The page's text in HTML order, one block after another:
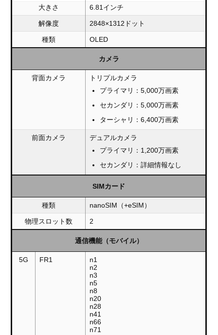
大きさ 6.81インチ
解像度 2848×1312ドット
種類 OLED
カメラ
背面カメラ
トリプルカメラ
プライマリ：5,000万画素
セカンダリ：5,000万画素
ターシャリ：6,400万画素
前面カメラ
デュアルカメラ
プライマリ：1,200万画素
セカンダリ：詳細情報なし
SIMカード
種類 nanoSIM（+eSIM）
物理スロット数 2
通信機能（モバイル）
5G FR1
n1
n2
n3
n5
n8
n20
n28
n41
n66
n71